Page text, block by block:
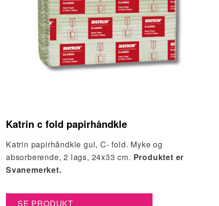
Katrin c fold papirhåndkle
Katrin papirhåndkle gul, C- fold. Myke og
absorberende, 2 lags, 24x33 cm. Produktet er
Svanemerket.
SE PRODUKT